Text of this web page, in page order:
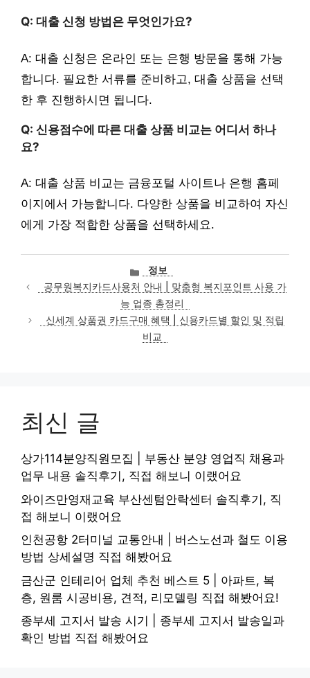
Q: 대출 신청 방법은 무엇인가요?
A: 대출 신청은 온라인 또는 은행 방문을 통해 가능
합니다. 필요한 서류를 준비하고, 대출 상품을 선택
한 후 진행하시면 됩니다.
Q: 신용점수에 따른 대출 상품 비교는 어디서 하나
요?
A: 대출 상품 비교는 금융포털 사이트나 은행 홈페
이지에서 가능합니다. 다양한 상품을 비교하여 자신
에게 가장 적합한 상품을 선택하세요.
카
테
고
리
정보
공무원복지카드사용처 안내 | 맞춤형 복지포인트 사용 가
능 업종 총정리
신세계 상품권 카드구매 혜택 | 신용카드별 할인 및 적립
비교
최신 글
상가114분양직원모집 | 부동산 분양 영업직 채용과
업무 내용 솔직후기, 직접 해보니 이랬어요
와이즈만영재교육 부산센텀안락센터 솔직후기, 직
접 해보니 이랬어요
인천공항 2터미널 교통안내 | 버스노선과 철도 이용
방법 상세설명 직접 해봤어요
금산군 인테리어 업체 추천 베스트 5 | 아파트, 복
층, 원룸 시공비용, 견적, 리모델링 직접 해봤어요!
종부세 고지서 발송 시기 | 종부세 고지서 발송일과
확인 방법 직접 해봤어요